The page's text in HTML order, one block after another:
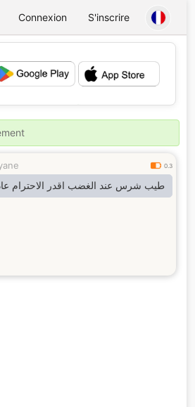
Connexion S'inscrire
💕
0.3
طيب شرس عند الغضب اقدر الاحترام